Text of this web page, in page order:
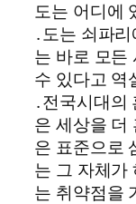
도는 어디에
․도는 쇠파
는 바로 모든
수 있다고 역
․전국시대의
은 세상을 더
은 표준으로
는 그 자체가
는 취약점을